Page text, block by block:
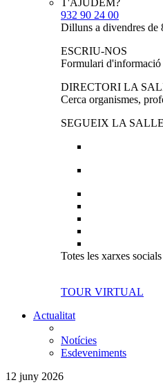
T'AJUDEM?
932 90 24 00
Dilluns a divendres de
ESCRIU-NOS
Formulari d'informació
DIRECTORI LA
Cerca organismes,
SEGUEIX LA
Totes les xarxes
TOUR VIRTUAL
Actualitat
Notícies
Esdeveniments
12 juny 2026